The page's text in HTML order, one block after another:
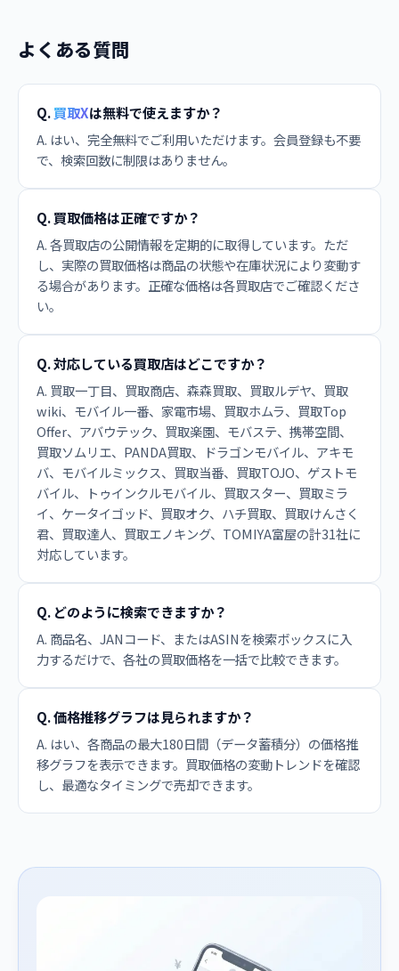
よくある質問
Q.買取Xは無料で使えますか？
A. はい、完全無料でご利用いただけます。会員登録も不要
で、検索回数に制限はありません。
Q. 買取価格は正確ですか？
A. 各買取店の公開情報を定期的に取得しています。ただ
し、実際の買取価格は商品の状態や在庫状況により変動す
る場合があります。正確な価格は各買取店でご確認くださ
い。
Q. 対応している買取店はどこですか？
A. 買取一丁目、買取商店、森森買取、買取ルデヤ、買取
wiki、モバイル一番、家電市場、買取ホムラ、買取Top
Offer、アバウテック、買取楽園、モバステ、携帯空間、
買取ソムリエ、PANDA買取、ドラゴンモバイル、アキモ
バ、モバイルミックス、買取当番、買取TOJO、ゲストモ
バイル、トゥインクルモバイル、買取スター、買取ミラ
イ、ケータイゴッド、買取オク、ハチ買取、買取けんさく
君、買取達人、買取エノキング、TOMIYA富屋の計31社に
対応しています。
Q. どのように検索できますか？
A. 商品名、JANコード、またはASINを検索ボックスに入
力するだけで、各社の買取価格を一括で比較できます。
Q. 価格推移グラフは見られますか？
A. はい、各商品の最大180日間（データ蓄積分）の価格推
移グラフを表示できます。買取価格の変動トレンドを確認
し、最適なタイミングで売却できます。